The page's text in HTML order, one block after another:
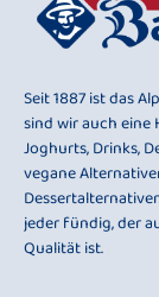
Seit 1887 ist das
sind wir auch eine
Joghurts, Drinks,
vegane
jeder fündig, der
Qualität ist.